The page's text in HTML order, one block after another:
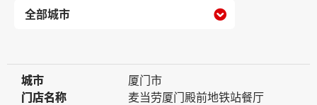

城市
城市
厦门市
门店名称
门店名称
麦当劳厦门殿前地铁站餐厅